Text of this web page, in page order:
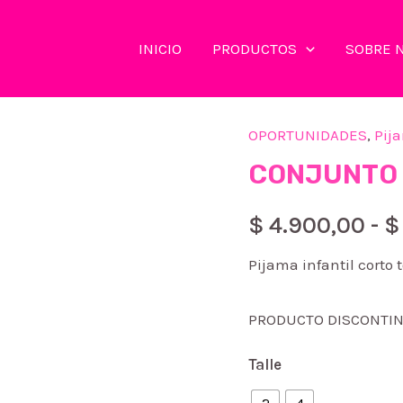
INICIO PRODUCTOS SOBRE
OPORTUNIDADES,
$ 4.900,00 - $
Pijama infantil corto
PRODUCTO
Talle